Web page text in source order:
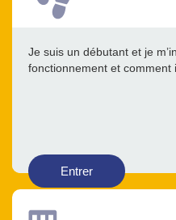
Je suis un débutant et je
fonctionnement et comment
Entrer